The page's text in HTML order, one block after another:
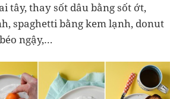
tây, thay sốt dâu bằng sốt ớt,
spaghetti bằng kem lạnh, donut
ngậy,…